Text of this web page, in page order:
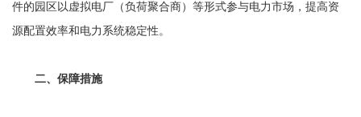
件的园区以虚拟电厂（负荷聚合商）等形式参与电力市场，提高资
源配置效率和电力系统稳定性。
二、保障措施